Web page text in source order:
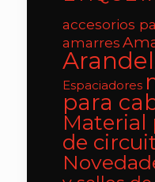
accesorios
amarres
Espaciadores
para
Material
de